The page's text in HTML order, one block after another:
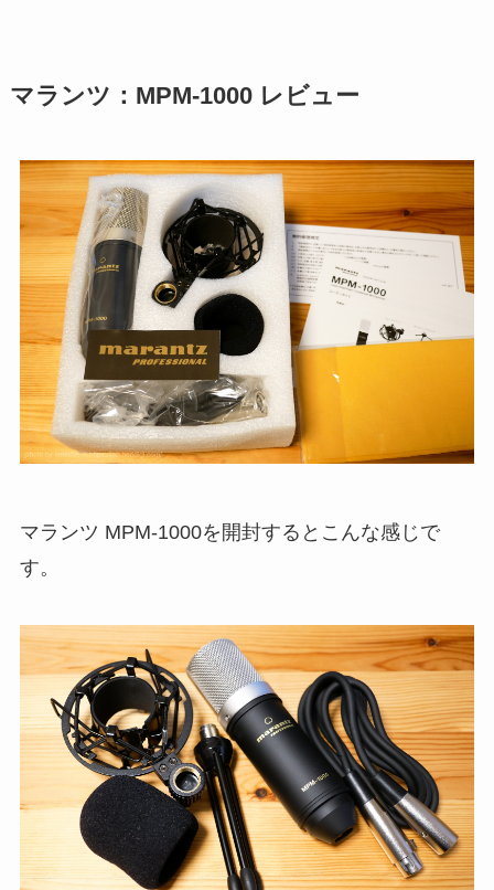
マランツ：MPM-1000 レビュー
マランツ MPM-1000を開封するとこんな感じで
す。